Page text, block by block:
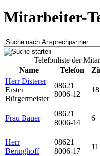
Mitarbeiter-
Telefonliste der
Name
Telefon
Herr Disterer
Erster
Bürgermeister
08621
8006-12
18
Frau Bauer
08621
8006-14
6
Herr
Beringhoff
08621
8006-17
11